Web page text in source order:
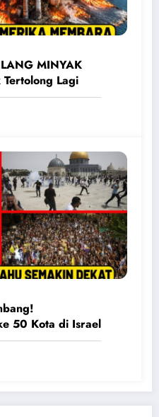
MINYAK
Lagi
50 Kota di Israel